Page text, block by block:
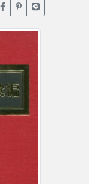
臉書分享(另開新視窗)
噗浪分享(另開新
Line分享(另